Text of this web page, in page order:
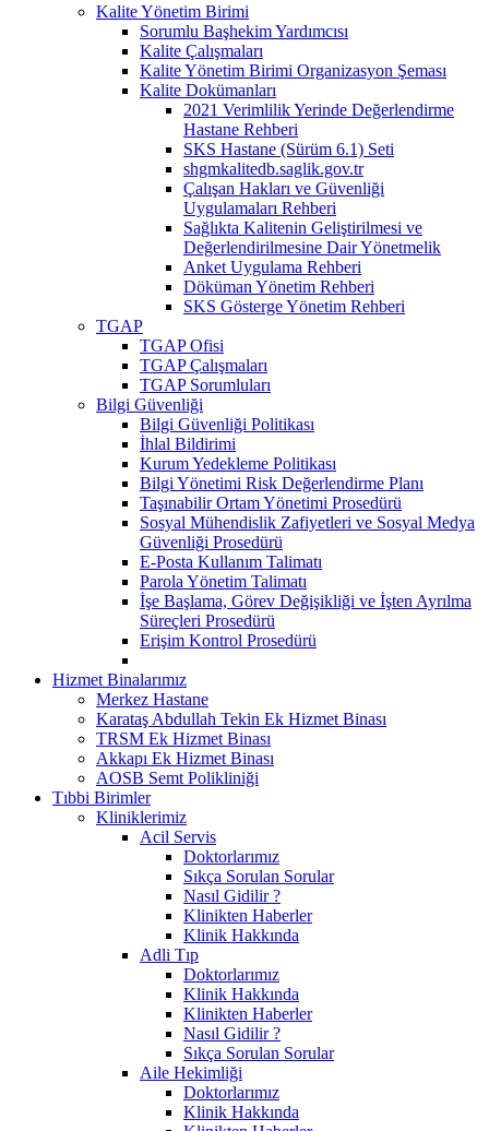
Kalite Yönetim Birimi
Sorumlu Başhekim Yardımcısı
Kalite Çalışmaları
Kalite Yönetim Birimi Organizasyon Şeması
Kalite Dokümanları
2021 Verimlilik Yerinde Değerlendirme
Hastane Rehberi
SKS Hastane (Sürüm 6.1) Seti
shgmkalitedb.saglik.gov.tr
Çalışan Hakları ve Güvenliği
Uygulamaları Rehberi
Sağlıkta Kalitenin Geliştirilmesi ve
Değerlendirilmesine Dair Yönetmelik
Anket Uygulama Rehberi
Döküman Yönetim Rehberi
SKS Gösterge Yönetim Rehberi
TGAP
TGAP Ofisi
TGAP Çalışmaları
TGAP Sorumluları
Bilgi Güvenliği
Bilgi Güvenliği Politikası
İhlal Bildirimi
Kurum Yedekleme Politikası
Bilgi Yönetimi Risk Değerlendirme Planı
Taşınabilir Ortam Yönetimi Prosedürü
Sosyal Mühendislik Zafiyetleri ve Sosyal Medya
Güvenliği Prosedürü
E-Posta Kullanım Talimatı
Parola Yönetim Talimatı
İşe Başlama, Görev Değişikliği ve İşten Ayrılma
Süreçleri Prosedürü
Erişim Kontrol Prosedürü
Hizmet Binalarımız
Merkez Hastane
Karataş Abdullah Tekin Ek Hizmet Binası
TRSM Ek Hizmet Binası
Akkapı Ek Hizmet Binası
AOSB Semt Polikliniği
Tıbbi Birimler
Kliniklerimiz
Acil Servis
Doktorlarımız
Sıkça Sorulan Sorular
Nasıl Gidilir ?
Klinikten Haberler
Klinik Hakkında
Adli Tıp
Doktorlarımız
Klinik Hakkında
Klinikten Haberler
Nasıl Gidilir ?
Sıkça Sorulan Sorular
Aile Hekimliği
Doktorlarımız
Klinik Hakkında